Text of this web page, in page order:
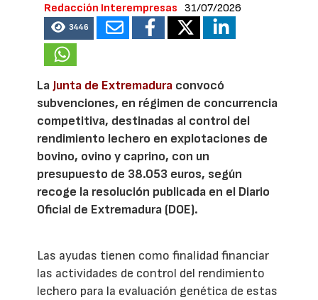
Redacción Interempresas 31/07/2026
3446
LaJunta de Extremadura convocó
subvenciones, en régimen de concurrencia
competitiva, destinadas al control del
rendimiento lechero en explotaciones de
bovino, ovino y caprino, con un
presupuesto de 38.053 euros, según
recoge la resolución publicada en el Diario
Oficial de Extremadura (DOE).
Las ayudas tienen como finalidad financiar
las actividades de control del rendimiento
lechero para la evaluación genética de estas